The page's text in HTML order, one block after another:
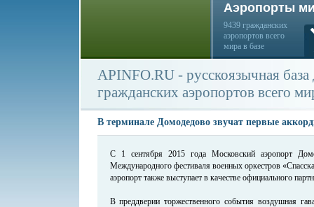
Аэропорты
9439 гражданских
аэропортов всего
мира в базе
APINFO.RU - русскоязычная
гражданских аэропортов всего
В терминале Домодедово звучат первые
C 1 сентября 2015 года Московский аэропорт
Международного фестиваля военных оркестров
аэропорт также выступает в качестве официального
В преддверии торжественного события воздушная